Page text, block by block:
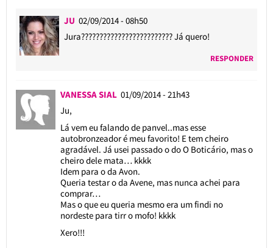
JU 02/09/2014 - 08h50
Jura????????????????????????? Já quero!
RESPONDER
VANESSA SIAL 01/09/2014 - 21h43
Ju,
Lá vem eu falando de panvel..mas esse
autobronzeador é meu favorito! E tem cheiro
agradável. Já usei passado o do O Boticário, mas o
cheiro dele mata… kkkk
Idem para o da Avon.
Queria testar o da Avene, mas nunca achei para
comprar…
Mas o que eu queria mesmo era um findi no
nordeste para tirr o mofo! kkkk
Xero!!!